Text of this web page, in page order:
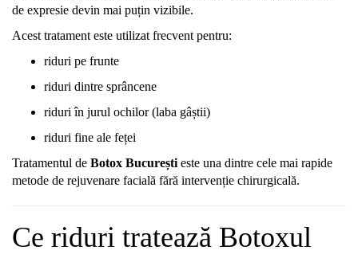
de expresie devin mai puțin vizibile.
Acest tratament este utilizat frecvent pentru:
riduri pe frunte
riduri dintre sprâncene
riduriîn jurul ochilor (laba gâștii)
riduri fine ale feței
Tratamentul de Botox București este una dintre cele mai rapide
metode de rejuvenare facială fără intervenție chirurgicală.
Ce riduri tratează Botoxul